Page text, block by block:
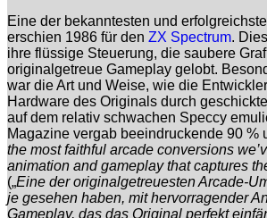
Eine der bekanntesten und
erschien 1986 für den ZX Spectrum.
ihre flüssige Steuerung, die saubere
originalgetreue Gameplay gelobt.
war die Art und Weise, wie die
Hardware des Originals durch
auf dem relativ schwachen Speccy
Magazine vergab beeindruckende 90 %
the most faithful arcade conversions
animation and gameplay that captures
(„Eine der originalgetreuesten Arcade-
je gesehen haben, mit hervorragender
Gameplay, das das Original perfekt